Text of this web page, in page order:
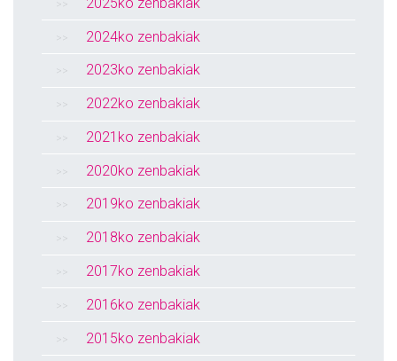
2024ko zenbakiak
2023ko zenbakiak
2022ko zenbakiak
2021ko zenbakiak
2020ko zenbakiak
2019ko zenbakiak
2018ko zenbakiak
2017ko zenbakiak
2016ko zenbakiak
2015ko zenbakiak